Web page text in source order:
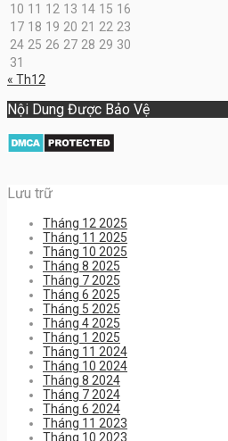
10 11 12 13 14 15 16
17 18 19 20 21 22 23
24 25 26 27 28 29 30
31
« Th12
Nội Dung Được Bảo Vệ
Lưu trữ
Tháng 12 2025
Tháng 11 2025
Tháng 10 2025
Tháng 8 2025
Tháng 7 2025
Tháng 6 2025
Tháng 5 2025
Tháng 4 2025
Tháng 1 2025
Tháng 11 2024
Tháng 10 2024
Tháng 8 2024
Tháng 7 2024
Tháng 6 2024
Tháng 11 2023
Tháng 10 2023